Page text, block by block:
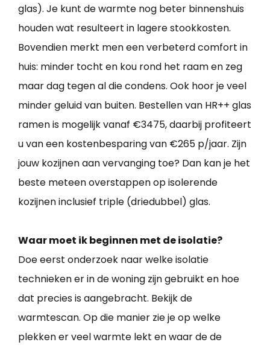
glas). Je kunt de warmte nog beter binnenshuis
houden wat resulteert in lagere stookkosten.
Bovendien merkt men een verbeterd comfort in
huis: minder tocht en kou rond het raam en zeg
maar dag tegen al die condens. Ook hoor je veel
minder geluid van buiten. Bestellen van HR++ glas
ramen is mogelijk vanaf €3475, daarbij profiteert
u van een kostenbesparing van €265 p/jaar. Zijn
jouw kozijnen aan vervanging toe? Dan kan je het
beste meteen overstappen op isolerende
kozijnen inclusief triple (driedubbel) glas.
Waar moet ik beginnen met de isolatie?
Doe eerst onderzoek naar welke isolatie
technieken er in de woning zijn gebruikt en hoe
dat precies is aangebracht. Bekijk de
warmtescan. Op die manier zie je op welke
plekken er veel warmte lekt en waar de de